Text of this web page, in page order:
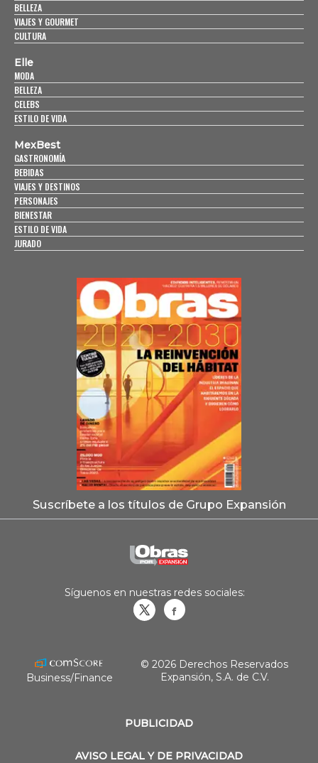
BELLEZA
VIAJES Y GOURMET
CULTURA
Elle
MODA
BELLEZA
CELEBS
ESTILO DE VIDA
MexBest
GASTRONOMÍA
BEBIDAS
VIAJES Y DESTINOS
PERSONAJES
BIENESTAR
ESTILO DE VIDA
JURADO
Suscríbete a los títulos de Grupo Expansión
PUBLICIDAD
AVISO LEGAL Y DE PRIVACIDAD
Síguenos en nuestras redes sociales:
Business/Finance
© 2026 Derechos Reservados
Expansión, S.A. de C.V.